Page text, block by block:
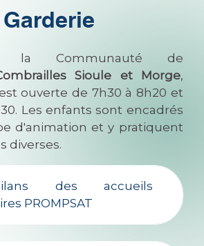
Garderie
la Communauté de
Sioule et Morge,
ouverte de 7h30 à 8h20 et
Les enfants sont encadrés
d'animation et y pratiquent
diverses.
des accueils
PROMPSAT